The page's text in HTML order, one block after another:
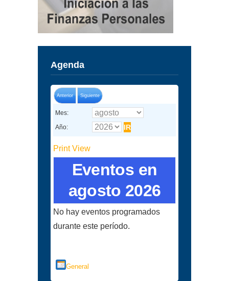
Agenda
Anterior Siguiente
Mes:
Año:
PrintView
Eventos en
agosto 2026
No hay eventos programados
durante este período.
General